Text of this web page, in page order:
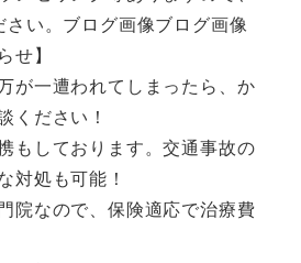
い。ブログ画像ブログ画像
せ】
が一遭われてしまったら、か
ください！
もしております。交通事故の
対処も可能！
院なので、保険適応で治療費